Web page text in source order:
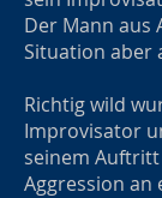
Der Mann aus
Situation aber
Richtig wild
Improvisator
seinem
Aggression an